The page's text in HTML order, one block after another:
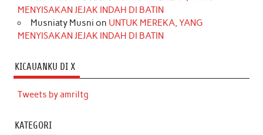
MENYISAKAN JEJAK INDAH DI BATIN
Musniaty Musni on UNTUK MEREKA, YANG
MENYISAKAN JEJAK INDAH DI BATIN
KICAUANKU DI X
Tweets by amriltg
KATEGORI